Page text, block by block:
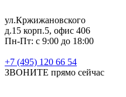
ул.Кржижановского
д.15 корп.5, офис 406
Пн-Пт: с 9:00 до 18:00
+7 (495) 120 66 54
ЗВОНИТЕ прямо сейчас